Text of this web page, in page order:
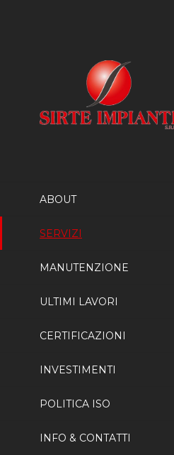
ABOUT
SERVIZI
MANUTENZIONE
ULTIMI LAVORI
CERTIFICAZIONI
INVESTIMENTI
POLITICA ISO
INFO & CONTATTI